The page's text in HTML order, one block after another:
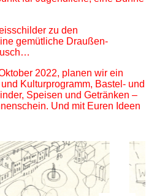
zu den
gemütliche Draußen-
2022, planen wir ein
Kulturprogramm, Bastel- und
Speisen und Getränken –
Und mit Euren Ideen